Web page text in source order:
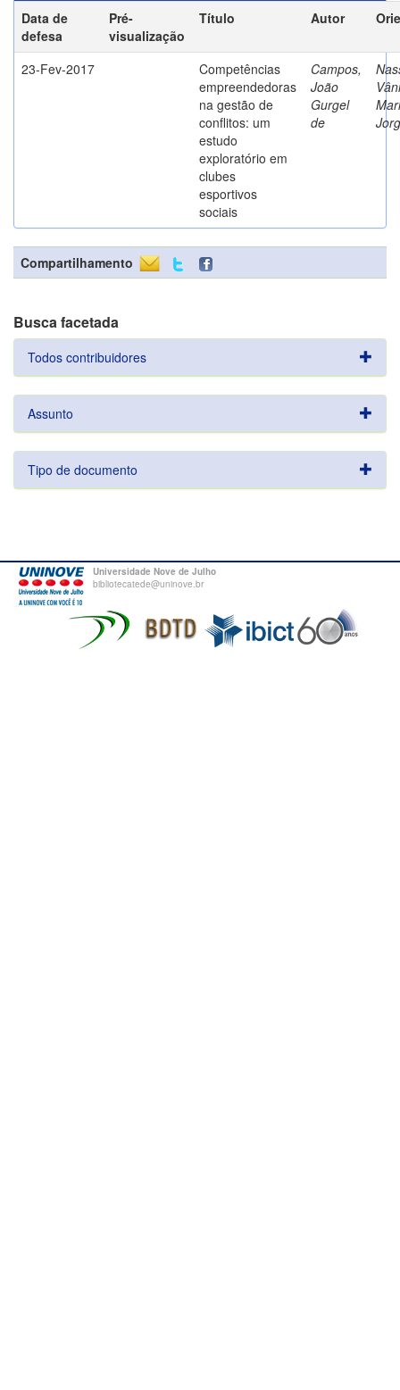
Data de
defesa
Pré-
visualização
Título Autor
23-Fev-2017
Competências
empreendedoras
na gestão de
conflitos: um
estudo
exploratório em
clubes
esportivos
sociais
Campos,
João
Gurgel
de
Compartilhamento
Busca facetada
Todos contribuidores
Assunto
Tipo de documento
Universidade Nove de Julho
bibliotecatede@uninove.br